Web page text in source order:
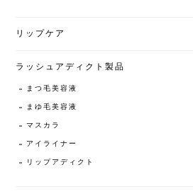
リップケア
ラッシュアディクト製品
まつ毛美容液
まゆ毛美容液
マスカラ
アイライナー
リップアディクト